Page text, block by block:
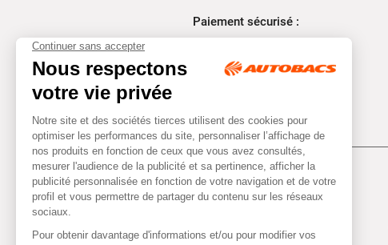
Paiement sécurisé :